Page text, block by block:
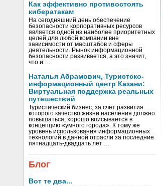
Как эффективно противостоять
кибератакам
На сегодняшний день обеспечение
безопасности корпоративных ресурсов
является одной из наиболее приоритетных
целей для любой компании вне
зависимости от масштабов и сферы
деятельности. Рынок информационной
безопасности развивается, а это значит,
что и …
Наталья Абрамович, Туристско-
информационный центр Казани:
Виртуальная поддержка реальных
путешествий
Туристический бизнес, за счет развития
которого качество жизни населения должно
повышаться, хорошо вписывается в
концепцию «умного города». К тому же
уровень использования информационных
технологий в данной отрасли за последние
пятнадцать-двадцать лет …
Блог
Вот те два...